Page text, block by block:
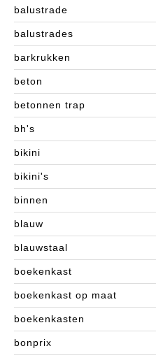
balustrade
balustrades
barkrukken
beton
betonnen trap
bh's
bikini
bikini's
binnen
blauw
blauwstaal
boekenkast
boekenkast op maat
boekenkasten
bonprix